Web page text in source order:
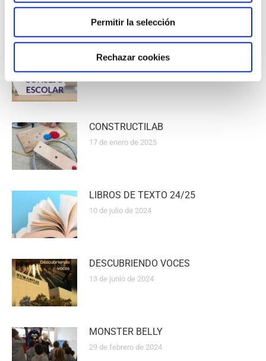
Permitir la selección
Rechazar cookies
20 de enero de 2026
ELECCIONES CONSEJO ESCOLAR
27 de noviembre de 2025
CONSTRUCTILAB
17 de enero de 2025
LIBROS DE TEXTO 24/25
10 de julio de 2024
DESCUBRIENDO VOCES
13 de junio de 2024
MONSTER BELLY
29 de febrero de 2024